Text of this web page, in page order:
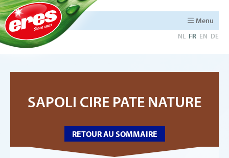
Menu
NL FR EN DE
SAPOLI CIRE PATE NATURE
RETOUR AU SOMMAIRE